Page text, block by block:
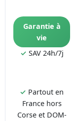
Garantie à
vie
✓ SAV 24h/7j
✓ Partout en
France hors
Corse et DOM-